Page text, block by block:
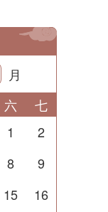
月
六
七
1
2
8
9
15
16